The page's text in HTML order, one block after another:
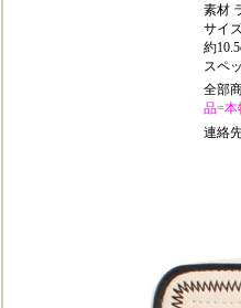
素材
サイ
約
スペ
全部
品=
連絡